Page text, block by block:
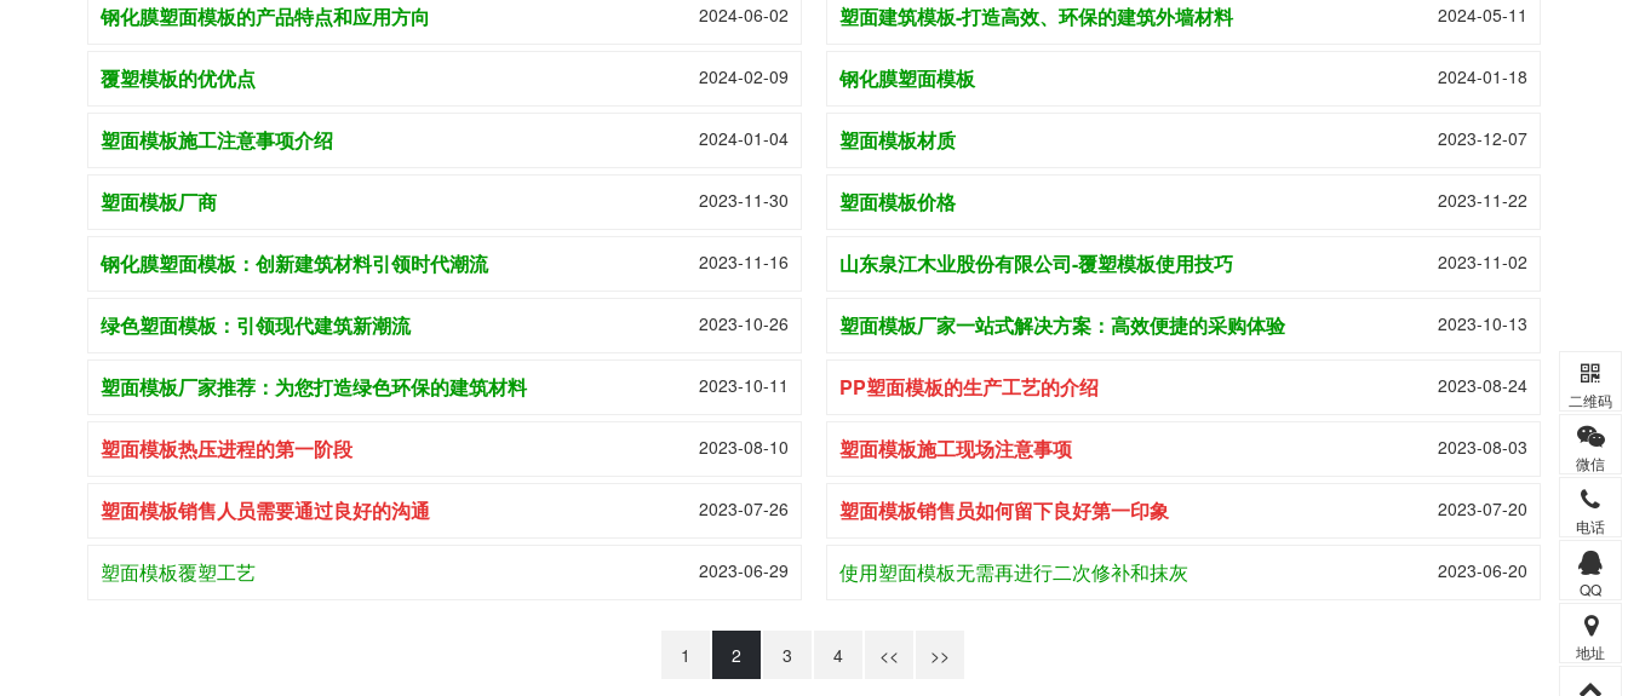
2024-06-02
钢化膜塑面模板的产品特点和应用方向 2024-05-11
塑面建筑模板-打造高效、环保的建筑外墙材料
2024-02-09
覆塑模板的优优点 2024-01-18
钢化膜塑面模板
2024-01-04
塑面模板施工注意事项介绍 2023-12-07
塑面模板材质
2023-11-30
塑面模板厂商 2023-11-22
塑面模板价格
2023-11-16
钢化膜塑面模板：创新建筑材料引领时代潮流 2023-11-02
山东泉江木业股份有限公司-覆塑模板使用技巧
2023-10-26
绿色塑面模板：引领现代建筑新潮流 2023-10-13
塑面模板厂家一站式解决方案：高效便捷的采购体验
2023-10-11
塑面模板厂家推荐：为您打造绿色环保的建筑材料 2023-08-24
PP塑面模板的生产工艺的介绍
2023-08-10
塑面模板热压进程的第一阶段 2023-08-03
塑面模板施工现场注意事项
2023-07-26
塑面模板销售人员需要通过良好的沟通 2023-07-20
塑面模板销售员如何留下良好第一印象
2023-06-29
塑面模板覆塑工艺 2023-06-20
使用塑面模板无需再进行二次修补和抹灰
1 2 3 4 << >>
二维码
微信
电话
QQ
地址